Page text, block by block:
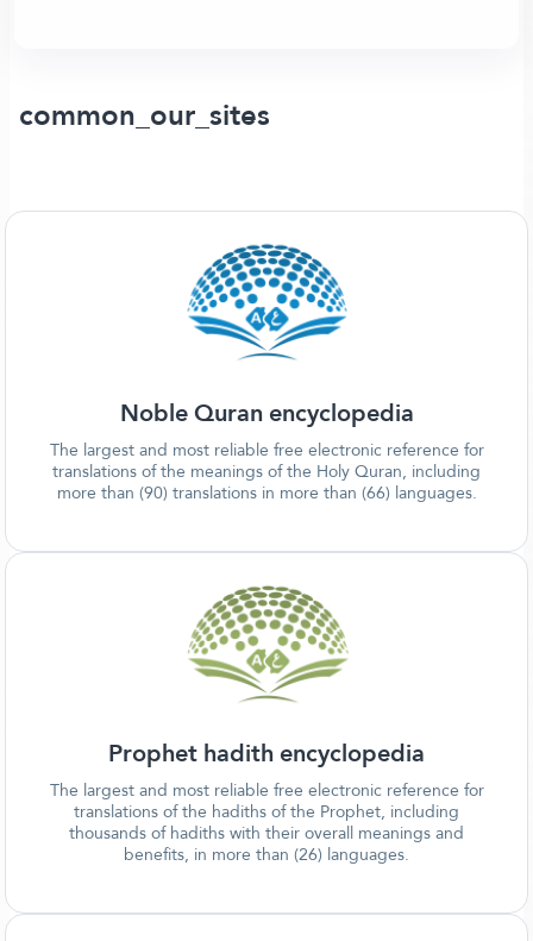
common_our_sites
Noble Quran encyclopedia
The largest and most reliable free electronic reference for
translations of the meanings of the Holy Quran, including
more than (90) translations in more than (66) languages.
Prophet hadith encyclopedia
The largest and most reliable free electronic reference for
translations of the hadiths of the Prophet, including
thousands of hadiths with their overall meanings and
benefits, in more than (26) languages.